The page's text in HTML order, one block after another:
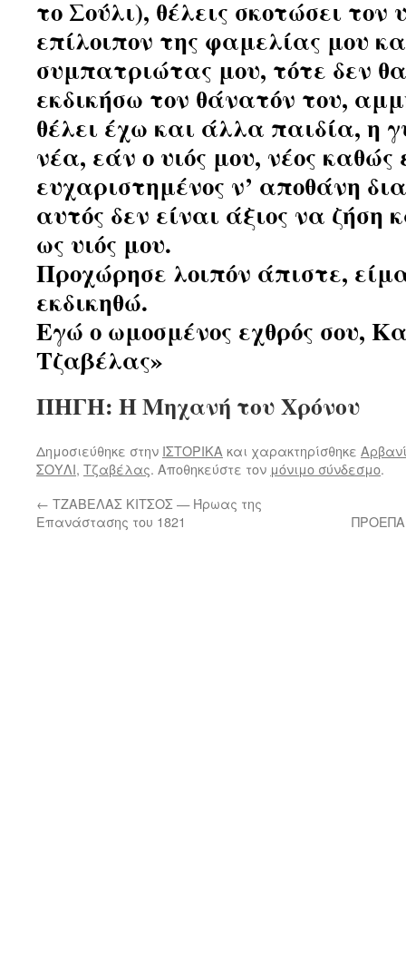
το Σούλι), θέλεις σκοτώσει τον
επίλοιπον της φαμελίας μου
συμπατριώτας μου, τότε δεν
εκδικήσω τον θάνατόν του,
θέλει έχω και άλλα παιδία, η
νέα, εάν ο υιός μου, νέος καθώς
ευχαριστημένος ν’ αποθάνη
αυτός δεν είναι άξιος να ζήση
ως υιός μου.
Προχώρησε λοιπόν άπιστε,
εκδικηθώ.
Εγώ ο ωμοσμένος εχθρός σου,
Τζαβέλας»
ΠΗΓΗ: Η Μηχανή του Χρόνου
Δημοσιεύθηκε στην ΙΣΤΟΡΙΚΑ και χαρακτηρίσθηκε
ΣΟΥΛΙ, Τζαβέλας. Αποθηκεύστε τον μόνιμο σύνδεσμο.
← ΤΖΑΒΕΛΑΣ ΚΙΤΣΟΣ — Ήρωας της
Επανάστασης του 1821